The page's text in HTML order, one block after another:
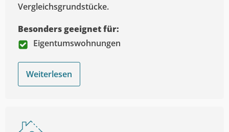
Vergleichsgrundstücke.
Besonders geeignet für:
Eigentumswohnungen
Weiterlesen